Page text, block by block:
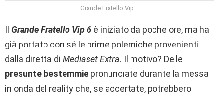
Grande Fratello Vip
Il Grande Fratello Vip 6 è iniziato da poche ore, ma ha
già portato con sé le prime polemiche provenienti
dalla diretta di Mediaset Extra. Il motivo? Delle
presunte bestemmie pronunciate durante la messa
in onda del reality che, se accertate, potrebbero